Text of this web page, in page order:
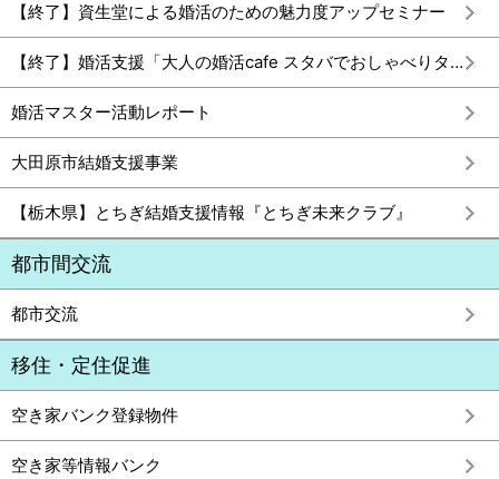
【終了】資生堂による婚活のための魅力度アップセミナー
【終了】婚活支援「大人の婚活cafe スタバでおしゃべりタイム」
婚活マスター活動レポート
大田原市結婚支援事業
【栃木県】とちぎ結婚支援情報『とちぎ未来クラブ』
都市間交流
都市交流
移住・定住促進
空き家バンク登録物件
空き家等情報バンク